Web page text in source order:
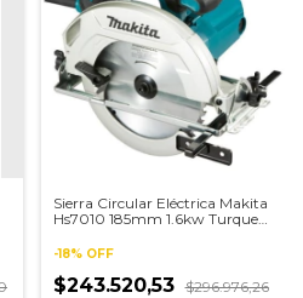
Sierra Circular Eléctrica Makita
Hs7010 185mm 1.6kw Turquesa
-18% OFF
$243.520,53 $296.976,26